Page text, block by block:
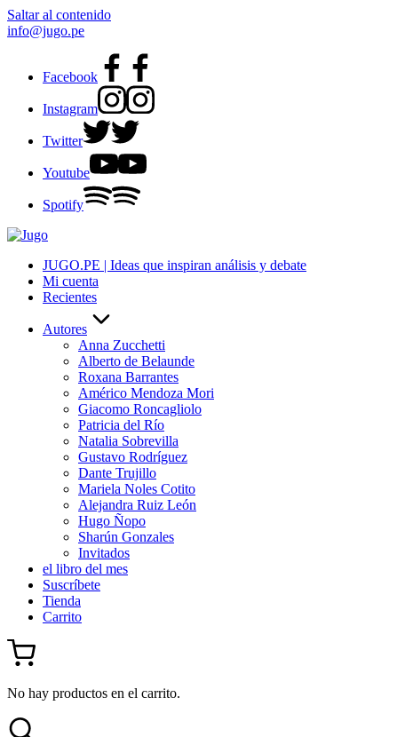
Saltar al contenido
info@jugo.pe
Facebook
Instagram
Twitter
Youtube
Spotify
JUGO.PE | Ideas que inspiran análisis y debate
Mi cuenta
Recientes
Autores
Anna Zucchetti
Alberto de Belaunde
Roxana Barrantes
Américo Mendoza Mori
Giacomo Roncagliolo
Patricia del Río
Natalia Sobrevilla
Gustavo Rodríguez
Dante Trujillo
Mariela Noles Cotito
Alejandra Ruiz León
Hugo Ñopo
Sharún Gonzales
Invitados
el libro del mes
Suscríbete
Tienda
Carrito
No hay productos en el carrito.